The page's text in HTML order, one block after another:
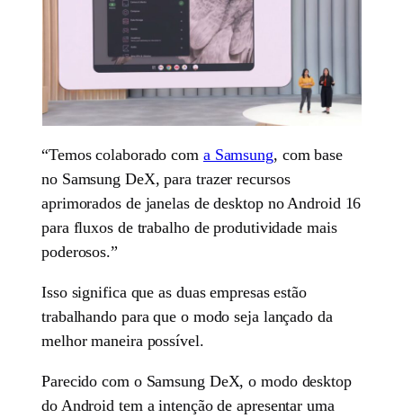
“Temos colaborado com a Samsung, com base
no Samsung DeX, para trazer recursos
aprimorados de janelas de desktop no Android 16
para fluxos de trabalho de produtividade mais
poderosos.”
Isso significa que as duas empresas estão
trabalhando para que o modo seja lançado da
melhor maneira possível.
Parecido com o Samsung DeX, o modo desktop
do Android tem a intenção de apresentar uma